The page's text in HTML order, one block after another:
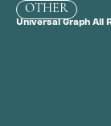
OTHER
Universal Graph All